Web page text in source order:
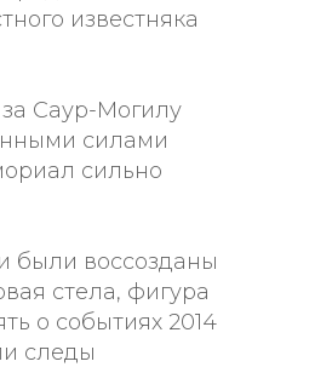
известняка
Саур-Могилу
силами
сильно
были воссозданы
стела, фигура
о событиях 2014
следы